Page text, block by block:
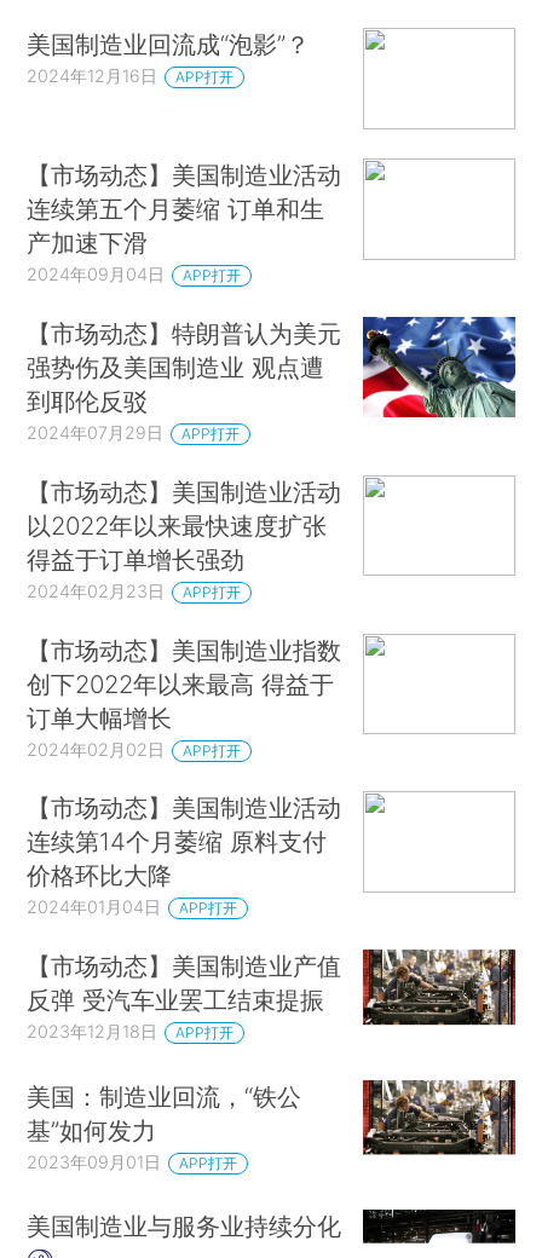
美国制造业回流成“泡影”？
2024年12月16日 APP打开
【市场动态】美国制造业活动
连续第五个月萎缩 订单和生
产加速下滑
2024年09月04日 APP打开
【市场动态】特朗普认为美元
强势伤及美国制造业 观点遭
到耶伦反驳
2024年07月29日 APP打开
【市场动态】美国制造业活动
以2022年以来最快速度扩张
得益于订单增长强劲
2024年02月23日 APP打开
【市场动态】美国制造业指数
创下2022年以来最高 得益于
订单大幅增长
2024年02月02日 APP打开
【市场动态】美国制造业活动
连续第14个月萎缩 原料支付
价格环比大降
2024年01月04日 APP打开
【市场动态】美国制造业产值
反弹 受汽车业罢工结束提振
2023年12月18日 APP打开
美国：制造业回流，“铁公
基”如何发力
2023年09月01日 APP打开
美国制造业与服务业持续分化